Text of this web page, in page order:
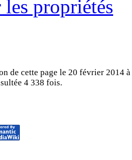
les propriétés
de cette page le 20 février 2014 à
4 338 fois.